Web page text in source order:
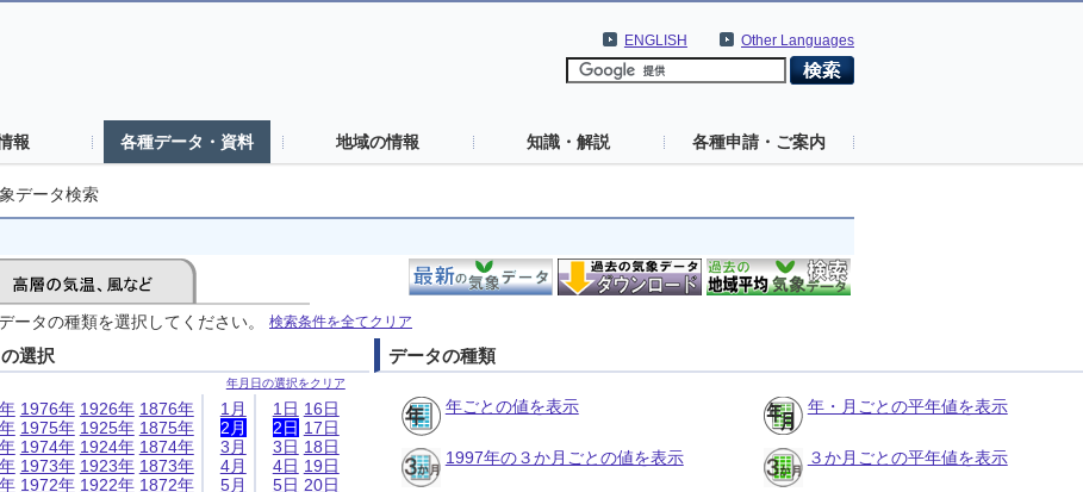
Other Languages
ENGLISH
報 各種データ・資料 地域の情報 知識・解説 各種申請・ご案内
データ検索
ータの種類を選択してください。 検索条件を全てクリア
選択
年月日の選択をクリア
1976年
1975年
1974年
1973年
1972年
1926年
1925年
1924年
1923年
1922年
1876年
1875年
1874年
1873年
1872年
1月
2月
3月
4月
5月
1日
2日
3日
4日
5日
16日
17日
18日
19日
20日
データの種類
年ごとの値を表示 年・月ごとの平年値を表示
1997年の３か月ごとの値を表示 ３か月ごとの平年値を表示